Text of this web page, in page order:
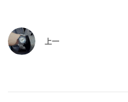
上一